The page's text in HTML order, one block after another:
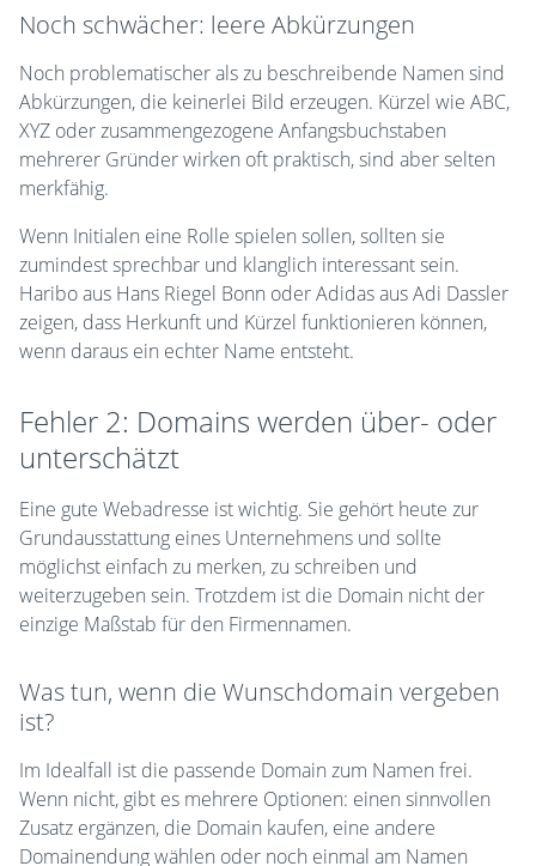
Noch schwächer: leere Abkürzungen
Noch problematischer als zu beschreibende Namen sind
Abkürzungen, die keinerlei Bild erzeugen. Kürzel wie ABC,
XYZ oder zusammengezogene Anfangsbuchstaben
mehrerer Gründer wirken oft praktisch, sind aber selten
merkfähig.
Wenn Initialen eine Rolle spielen sollen, sollten sie
zumindest sprechbar und klanglich interessant sein.
Haribo aus Hans Riegel Bonn oder Adidas aus Adi Dassler
zeigen, dass Herkunft und Kürzel funktionieren können,
wenn daraus ein echter Name entsteht.
Fehler 2: Domains werden über- oder
unterschätzt
Eine gute Webadresse ist wichtig. Sie gehört heute zur
Grundausstattung eines Unternehmens und sollte
möglichst einfach zu merken, zu schreiben und
weiterzugeben sein. Trotzdem ist die Domain nicht der
einzige Maßstab für den Firmennamen.
Was tun, wenn die Wunschdomain vergeben
ist?
Im Idealfall ist die passende Domain zum Namen frei.
Wenn nicht, gibt es mehrere Optionen: einen sinnvollen
Zusatz ergänzen, die Domain kaufen, eine andere
Domainendung wählen oder noch einmal am Namen